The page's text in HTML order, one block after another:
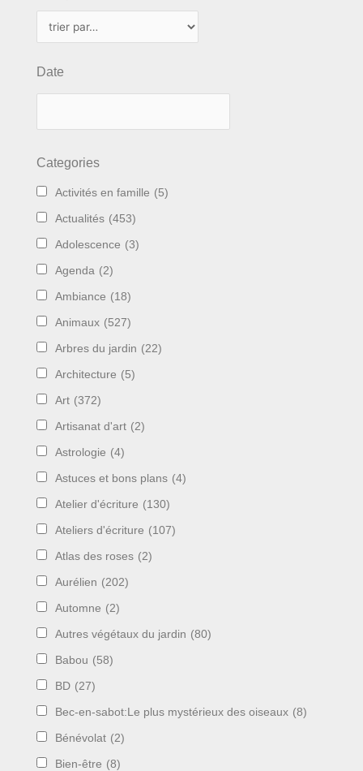
Date
Categories
Activités en famille (5)
Actualités (453)
Adolescence (3)
Agenda (2)
Ambiance (18)
Animaux (527)
Arbres du jardin (22)
Architecture (5)
Art (372)
Artisanat d'art (2)
Astrologie (4)
Astuces et bons plans (4)
Atelier d'écriture (130)
Ateliers d'écriture (107)
Atlas des roses (2)
Aurélien (202)
Automne (2)
Autres végétaux du jardin (80)
Babou (58)
BD (27)
Bec-en-sabot:Le plus mystérieux des oiseaux (8)
Bénévolat (2)
Bien-être (8)